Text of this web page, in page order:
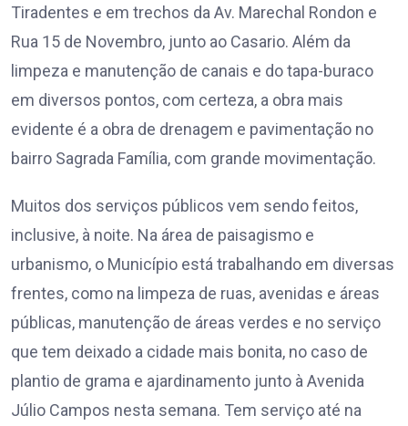
Tiradentes e em trechos da Av. Marechal Rondon e
Rua 15 de Novembro, junto ao Casario. Além da
limpeza e manutenção de canais e do tapa-buraco
em diversos pontos, com certeza, a obra mais
evidente é a obra de drenagem e pavimentação no
bairro Sagrada Família, com grande movimentação.
Muitos dos serviços públicos vem sendo feitos,
inclusive, à noite. Na área de paisagismo e
urbanismo, o Município está trabalhando em diversas
frentes, como na limpeza de ruas, avenidas e áreas
públicas, manutenção de áreas verdes e no serviço
que tem deixado a cidade mais bonita, no caso de
plantio de grama e ajardinamento junto à Avenida
Júlio Campos nesta semana. Tem serviço até na